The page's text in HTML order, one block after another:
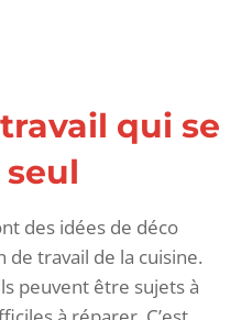
qui se
des idées de déco
travail de la cuisine.
peuvent être sujets à